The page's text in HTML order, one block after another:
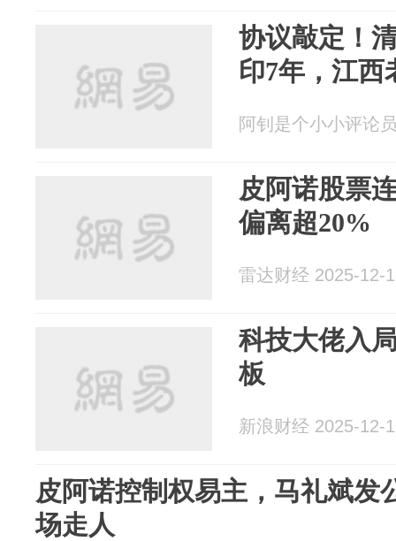
协议敲定！
印7年，江西
阿钊是个小小评论
皮阿诺股票
偏离超20%
雷达财经 2025-12-
科技大佬入
板
新浪财经 2025-12-
皮阿诺控制权易主，马礼斌发
场走人